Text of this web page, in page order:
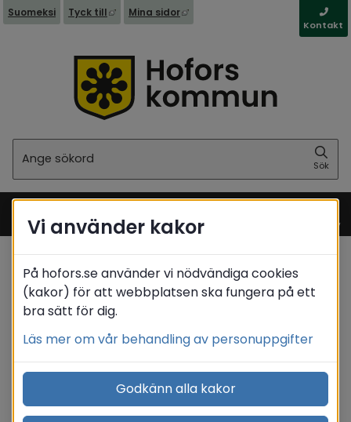
Suomeksi Tyck till Länk till annan webbplats, öppnas i nytt
Mina sidor Länk till annan webbplats,
Kontakt
Sök
Meny
Start
Translate
Vi använder kakor
På hofors.se använder vi nödvändiga cookies
(kakor) för att webbplatsen ska fungera på ett
bra sätt för dig.
Läs mer om vår behandling av personuppgifter
Godkänn alla kakor